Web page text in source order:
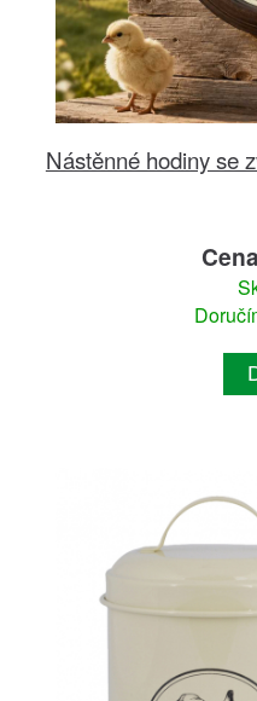
Nástěnné hodiny se